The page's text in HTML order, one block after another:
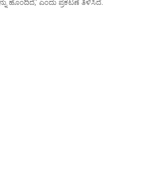
ಹೊಂದಿದೆ,' ಎಂದು ಪ್ರಕಟಣೆ ತಿಳಿಸಿದೆ.